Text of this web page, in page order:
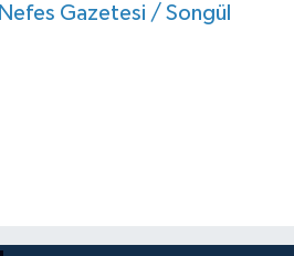
Nefes Gazetesi / Songül